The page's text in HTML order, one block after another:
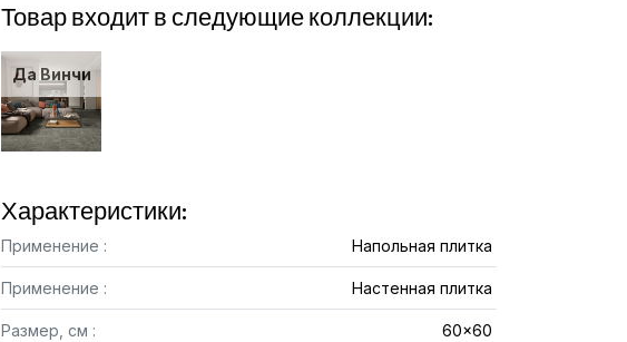
Товар входит в следующие коллекции:
Да Винчи
Характеристики:
Применение : Напольная плитка
Применение : Настенная плитка
Размер, см : 60x60